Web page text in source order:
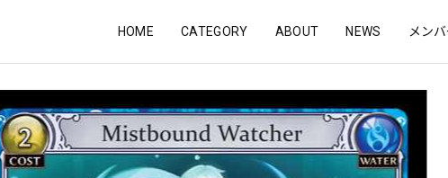
HOME CATEGORY ABOUT NEWS メン